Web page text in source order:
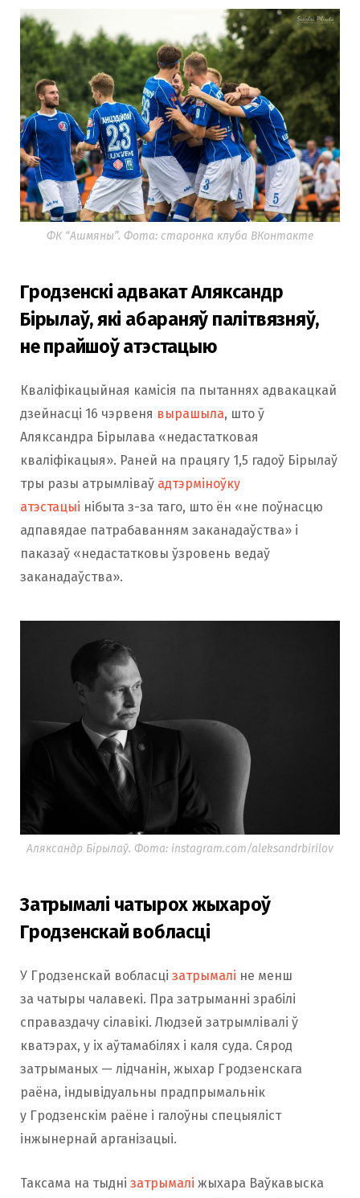
ФК “Ашмяны”. Фота: старонка клуба ВКонтакте
Гродзенскі адвакат Аляксандр
Бірылаў, які абараняў палітвязняў,
не прайшоў атэстацыю
Кваліфікацыйная камісія па пытаннях адвакацкай
дзейнасці 16 чэрвеня вырашыла, што ў
Аляксандра Бірылава «недастатковая
кваліфікацыя». Раней на працягу 1,5 гадоў Бірылаў
тры разы атрымліваў адтэрміноўку
атэстацыі нібыта з-за таго, што ён «не поўнасцю
адпавядае патрабаванням заканадаўства» і
паказаў «недастатковы ўзровень ведаў
заканадаўства».
Аляксандр Бірылаў. Фота: instagram.com/aleksandrbirilov
Затрымалі чатырох жыхароў
Гродзенскай вобласці
У Гродзенскай вобласці затрымалі не менш
за чатыры чалавекі. Пра затрыманні зрабілі
справаздачу сілавікі. Людзей затрымлівалі ў
кватэрах, у іх аўтамабілях і каля суда. Сярод
затрыманых — лідчанін, жыхар Гродзенскага
раёна, індывідуальны прадпрымальнік
у Гродзенскім раёне і галоўны спецыяліст
інжынернай арганізацыі.
Таксама на тыдні затрымалі жыхара Ваўкавыска